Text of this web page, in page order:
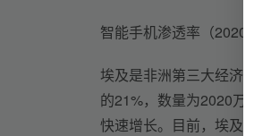
智能手机渗透率（2020
埃及是非洲第三大经济
的21%，数量为2020万
快速增长。目前，埃及